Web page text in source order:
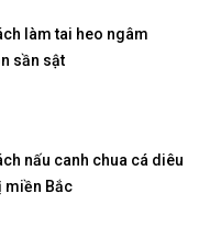
làm tai heo ngâm
sần sật
nấu canh chua cá diêu
miền Bắc